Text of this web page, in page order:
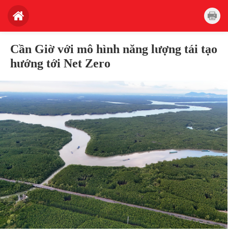
Cần Giờ với mô hình năng lượng tái tạo
hướng tới Net Zero